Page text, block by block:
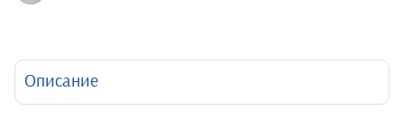
Описание